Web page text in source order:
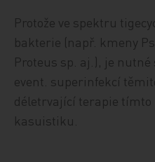
Protože ve spektru
bakterie (např. kmeny
Proteus sp. aj.), je nutné
event. superinfekcí
déletrvající terapie
kasuistiku.